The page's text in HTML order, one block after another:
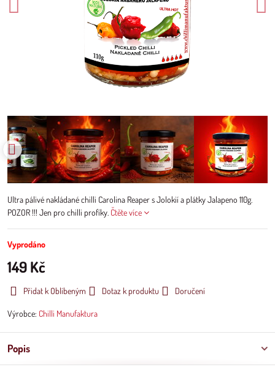
Ultra pálivé nakládané chilli Carolina Reaper s Jolokií a plátky Jalapeno 110g.
POZOR !!! Jen pro chilli profíky. Čtěte více
Vyprodáno
149 Kč
Přidat k Oblíbeným Dotaz k produktu Doručení
Výrobce: Chilli Manufaktura
Popis